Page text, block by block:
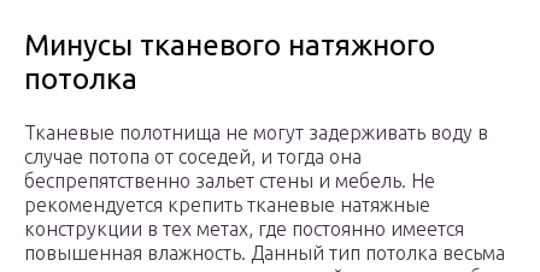
Минусы тканевого натяжного
потолка
Тканевые полотнища не могут задерживать воду в
случае потопа от соседей, и тогда она
беспрепятственно зальет стены и мебель. Не
рекомендуется крепить тканевые натяжные
конструкции в тех метах, где постоянно имеется
повышенная влажность. Данный тип потолка весьма